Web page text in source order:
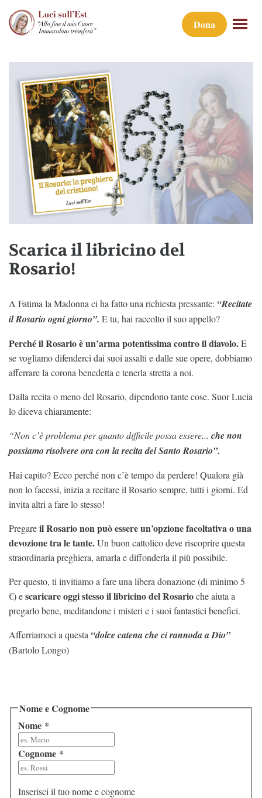
Dona
Scarica il libricino del
Rosario!
A Fatima la Madonna ci ha fatto una richiesta pressante: “Recitate
il Rosario ogni giorno”. E tu, hai raccolto il suo appello?
Perché il Rosario è un’arma potentissima contro il diavolo.E
se vogliamo difenderci dai suoi assalti e dalle sue opere, dobbiamo
afferrare la corona benedetta e tenerla stretta a noi.
Dalla recita o meno del Rosario, dipendono tante cose. Suor Lucia
lo diceva chiaramente:
“Non c’è problema per quanto difficile possa essere... che non
possiamo risolvere ora con la recita del Santo Rosario”.
Hai capito? Ecco perché non c’è tempo da perdere! Qualora già
non lo facessi, inizia a recitare il Rosario sempre, tutti i giorni. Ed
invita altri a fare lo stesso!
Pregareil Rosario non può essere un’opzione facoltativa o una
devozione tra le tante.Un buon cattolico deve riscoprire questa
straordinaria preghiera, amarla e diffonderla il più possibile.
Per questo, ti invitiamo a fare una libera donazione (di minimo 5
€) escaricare oggi stesso il libricino del Rosarioche aiuta a
pregarlo bene, meditandone i misteri e i suoi fantastici benefici.
Afferriamoci a questa “dolce catena che ci rannoda a Dio”
(Bartolo Longo)
Nome e Cognome
Nome *
Cognome *
Inserisci il tuo nome e cognome